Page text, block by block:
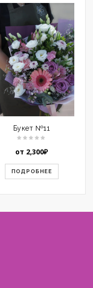
Букет №11
от 2,300₽
ПОДРОБНЕЕ